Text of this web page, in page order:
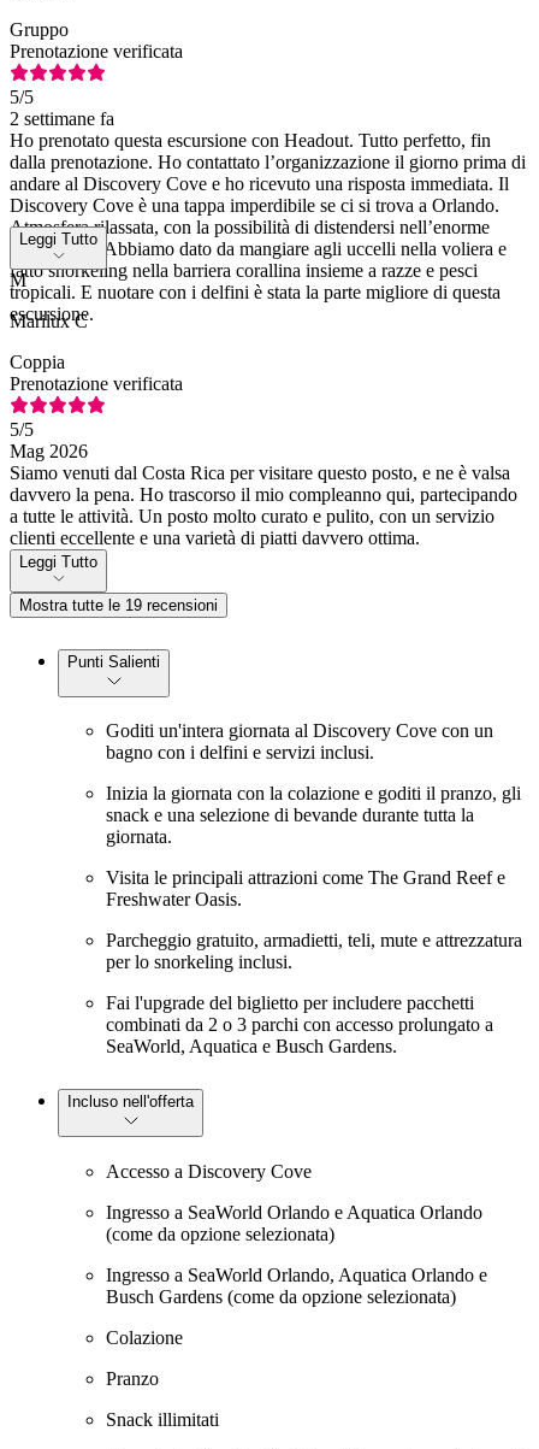
Gruppo
Prenotazione verificata
5/5
2 settimane fa
Ho prenotato questa escursione con Headout. Tutto perfetto, fin
dalla prenotazione. Ho contattato l’organizzazione il giorno prima di
andare al Discovery Cove e ho ricevuto una risposta immediata. Il
Discovery Cove è una tappa imperdibile se ci si trova a Orlando.
Atmosfera rilassata, con la possibilità di distendersi nell’enorme
fiume lento. Abbiamo dato da mangiare agli uccelli nella voliera e
fatto snorkeling nella barriera corallina insieme a razze e pesci
tropicali. E nuotare con i delfini è stata la parte migliore di questa
escursione.
Leggi Tutto
M
Marilux C
Coppia
Prenotazione verificata
5/5
Mag 2026
Siamo venuti dal Costa Rica per visitare questo posto, e ne è valsa
davvero la pena. Ho trascorso il mio compleanno qui, partecipando
a tutte le attività. Un posto molto curato e pulito, con un servizio
clienti eccellente e una varietà di piatti davvero ottima.
Leggi Tutto
Mostra tutte le 19 recensioni
Punti Salienti
Goditi un'intera giornata al Discovery Cove con un
bagno con i delfini e servizi inclusi.
Inizia la giornata con la colazione e goditi il pranzo, gli
snack e una selezione di bevande durante tutta la
giornata.
Visita le principali attrazioni come The Grand Reef e
Freshwater Oasis.
Parcheggio gratuito, armadietti, teli, mute e attrezzatura
per lo snorkeling inclusi.
Fai l'upgrade del biglietto per includere pacchetti
combinati da 2 o 3 parchi con accesso prolungato a
SeaWorld, Aquatica e Busch Gardens.
Incluso nell'offerta
Accesso a Discovery Cove
Ingresso a SeaWorld Orlando e Aquatica Orlando
(come da opzione selezionata)
Ingresso a SeaWorld Orlando, Aquatica Orlando e
Busch Gardens (come da opzione selezionata)
Colazione
Pranzo
Snack illimitati